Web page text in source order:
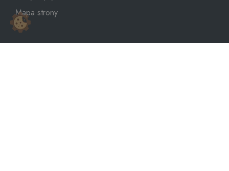
Mapa strony